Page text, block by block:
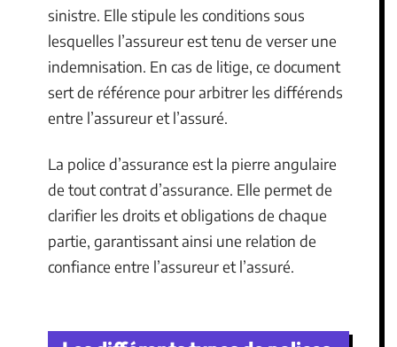
sinistre. Elle stipule les conditions sous
lesquelles l’assureur est tenu de verser une
indemnisation. En cas de litige, ce document
sert de référence pour arbitrer les différends
entre l’assureur et l’assuré.
La police d’assurance est la pierre angulaire
de tout contrat d’assurance. Elle permet de
clarifier les droits et obligations de chaque
partie, garantissant ainsi une relation de
confiance entre l’assureur et l’assuré.